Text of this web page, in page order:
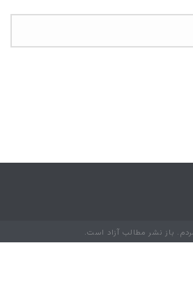
باز نشر مطالب آزاد است.